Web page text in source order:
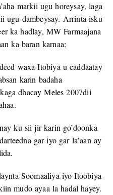
markii ugu horeysay, laga
ugu dambeysay. Arrinta isku
ka hadlay, MW Farmaajana
ka baran karnaa:
waxa Itobiya u caddaatay
karin badaha
dhacay Meles 2007dii
ku sii jir karin go’doonka
gar iyo gar la’aan ay
Soomaaliya iyo Itoobiya
mudo ayaa la hadal hayey.